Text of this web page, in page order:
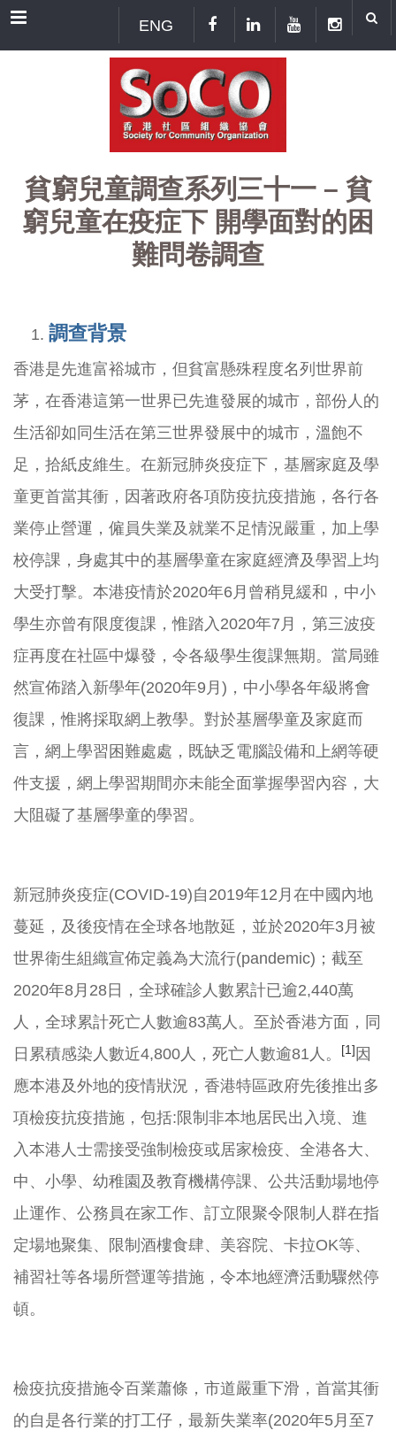
Menu ENG
貧窮兒童調查系列三十一 – 貧
窮兒童在疫症下 開學面對的困
難問卷調查
調查背景
香港是先進富裕城市，但貧富懸殊程度名列世界前
茅，在香港這第一世界已先進發展的城市，部份人的
生活卻如同生活在第三世界發展中的城市，溫飽不
足，拾紙皮維生。在新冠肺炎疫症下，基層家庭及學
童更首當其衝，因著政府各項防疫抗疫措施，各行各
業停止營運，僱員失業及就業不足情況嚴重，加上學
校停課，身處其中的基層學童在家庭經濟及學習上均
大受打擊。本港疫情於2020年6月曾稍見緩和，中小
學生亦曾有限度復課，惟踏入2020年7月，第三波疫
症再度在社區中爆發，令各級學生復課無期。當局雖
然宣佈踏入新學年(2020年9月)，中小學各年級將會
復課，惟將採取網上教學。對於基層學童及家庭而
言，網上學習困難處處，既缺乏電腦設備和上網等硬
件支援，網上學習期間亦未能全面掌握學習內容，大
大阻礙了基層學童的學習。
新冠肺炎疫症(COVID-19)自2019年12月在中國內地
蔓延，及後疫情在全球各地散延，並於2020年3月被
世界衛生組織宣佈定義為大流行(pandemic)；截至
2020年8月28日，全球確診人數累計已逾2,440萬
人，全球累計死亡人數逾83萬人。至於香港方面，同
日累積感染人數近4,800人，死亡人數逾81人。
[1] 因
應本港及外地的疫情狀況，香港特區政府先後推出多
項檢疫抗疫措施，包括:限制非本地居民出入境、進
入本港人士需接受強制檢疫或居家檢疫、全港各大、
中、小學、幼稚園及教育機構停課、公共活動場地停
止運作、公務員在家工作、訂立限聚令限制人群在指
定場地聚集、限制酒樓食肆、美容院、卡拉OK等、
補習社等各場所營運等措施，令本地經濟活動驟然停
頓。
檢疫抗疫措施令百業蕭條，市道嚴重下滑，首當其衝
的自是各行業的打工仔，最新失業率(2020年5月至7